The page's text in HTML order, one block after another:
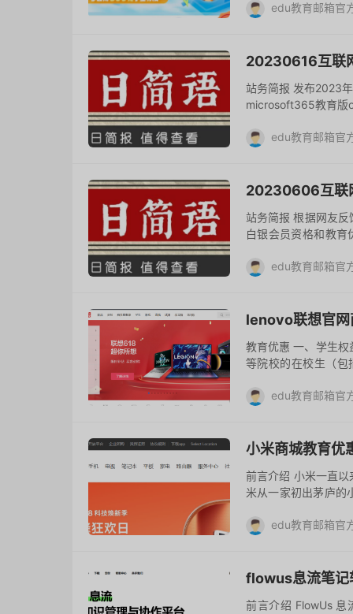
edu教育邮箱官
20230616互联
站务简报 发布2023
microsoft365教育版
edu教育邮箱官
20230606互联
站务简报 根据网友
白银会员资格和教
edu教育邮箱官
lenovo联想官网
教育优惠 一、学生
等院校的在校生（
中国大...edu教育邮箱官
小米商城教育优
前言介绍 小米一直
米从一家初出茅庐的
展提供了...
edu教育邮箱官
flowus息流笔记
前言介绍 FlowUs